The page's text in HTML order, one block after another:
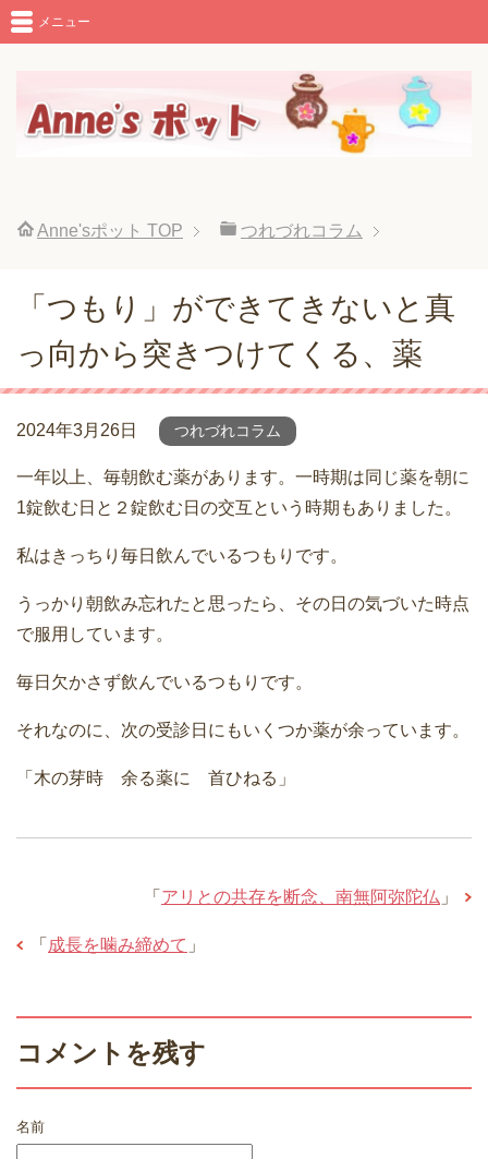
メニュー
Anne'sポット TOP つれづれコラム
「つもり」ができてきないと真
っ向から突きつけてくる、薬
2024年3月26日 つれづれコラム
一年以上、毎朝飲む薬があります。一時期は同じ薬を朝に
1錠飲む日と２錠飲む日の交互という時期もありました。
私はきっちり毎日飲んでいるつもりです。
うっかり朝飲み忘れたと思ったら、その日の気づいた時点
で服用しています。
毎日欠かさず飲んでいるつもりです。
それなのに、次の受診日にもいくつか薬が余っています。
「木の芽時 余る薬に 首ひねる」
「 アリとの共存を断念、南無阿弥陀仏 」
「 成長を噛み締めて 」
コメントを残す
名前